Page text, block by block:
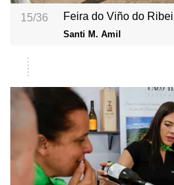
15/36 Feira do Viño do
Santi M. Amil